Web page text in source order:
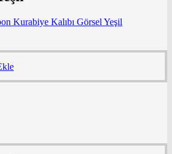
Kurabiye Kalıbı Görsel Yeşil